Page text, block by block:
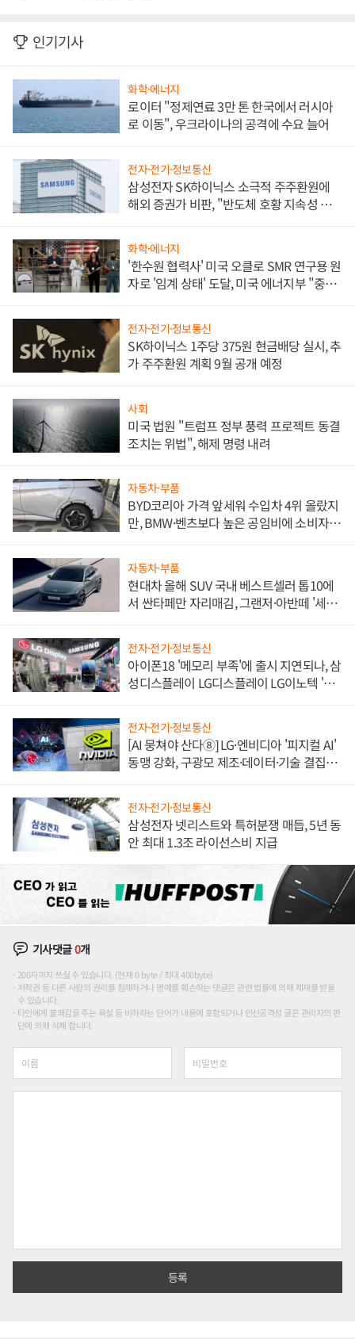
인기기사
화학·에너지
로이터 "정제연료 3만 톤 한국에서 러시아
로 이동", 우크라이나의 공격에 수요 늘어
전자·전기·정보통신
삼성전자 SK하이닉스 소극적 주주환원에
해외 증권가 비판, "반도체 호황 지속성 의
화학·에너지
'한수원 협력사' 미국 오클로 SMR 연구용 원
자로 '임계 상태' 도달, 미국 에너지부 "중요
전자·전기·정보통신
SK하이닉스 1주당 375원 현금배당 실시, 추
가 주주환원 계획 9월 공개 예정
사회
미국 법원 "트럼프 정부 풍력 프로젝트 동결
조치는 위법", 해제 명령 내려
자동차·부품
BYD코리아 가격 앞세워 수입차 4위 올랐지
만, BMW·벤츠보다 높은 공임비에 소비자
자동차·부품
현대차 올해 SUV 국내 베스트셀러 톱10에
서 싼타페만 자리매김, 그랜저·아반떼 '세단
전자·전기·정보통신
아이폰18 '메모리 부족'에 출시 지연되나, 삼
성디스플레이 LG디스플레이 LG이노텍 '탈
전자·전기·정보통신
[AI 뭉쳐야 산다⑧] LG·엔비디아 '피지컬 AI'
동맹 강화, 구광모 제조·데이터·기술 결집
전자·전기·정보통신
삼성전자 넷리스트와 특허분쟁 매듭, 5년 동
안 최대 1.3조 라이선스비 지급
기사댓글0개
200자까지 쓰실 수 있습니다. (현재 0 byte / 최대 400byte)
저작권 등 다른 사람의 권리를 침해하거나 명예를 훼손하는 댓글은 관련 법률에 의해 제재를 받을
수 있습니다.
타인에게 불쾌감을 주는 욕설 등 비하하는 단어가 내용에 포함되거나 인신공격성 글은 관리자의 판
단에 의해 삭제 합니다.